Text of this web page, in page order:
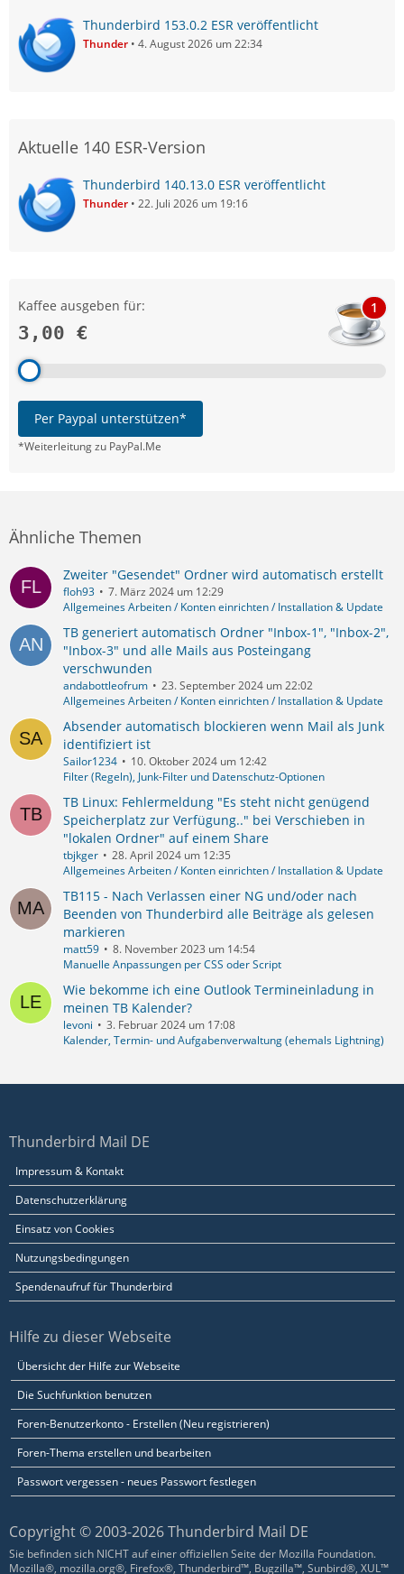
Thunderbird 153.0.2 ESR veröffentlicht
Thunder 4. August 2026 um 22:34
Aktuelle 140 ESR-Version
Thunderbird 140.13.0 ESR veröffentlicht
Thunder 22. Juli 2026 um 19:16
Kaffee ausgeben für:
3,00 €
1
Per Paypal unterstützen*
*Weiterleitung zu PayPal.Me
Ähnliche Themen
Zweiter "Gesendet" Ordner wird automatisch erstellt
floh93
7. März 2024 um 12:29
Allgemeines Arbeiten / Konten einrichten / Installation & Update
TB generiert automatisch Ordner "Inbox-1", "Inbox-2",
"Inbox-3" und alle Mails aus Posteingang
verschwunden
andabottleofrum
23. September 2024 um 22:02
Allgemeines Arbeiten / Konten einrichten / Installation & Update
Absender automatisch blockieren wenn Mail als Junk
identifiziert ist
Sailor1234
10. Oktober 2024 um 12:42
Filter (Regeln), Junk-Filter und Datenschutz-Optionen
TB Linux: Fehlermeldung "Es steht nicht genügend
Speicherplatz zur Verfügung.." bei Verschieben in
"lokalen Ordner" auf einem Share
tbjkger
28. April 2024 um 12:35
Allgemeines Arbeiten / Konten einrichten / Installation & Update
TB115 - Nach Verlassen einer NG und/oder nach
Beenden von Thunderbird alle Beiträge als gelesen
markieren
matt59
8. November 2023 um 14:54
Manuelle Anpassungen per CSS oder Script
Wie bekomme ich eine Outlook Termineinladung in
meinen TB Kalender?
levoni
3. Februar 2024 um 17:08
Kalender, Termin- und Aufgabenverwaltung (ehemals Lightning)
Thunderbird Mail DE
Impressum & Kontakt
Datenschutzerklärung
Einsatz von Cookies
Nutzungsbedingungen
Spendenaufruf für Thunderbird
Hilfe zu dieser Webseite
Übersicht der Hilfe zur Webseite
Die Suchfunktion benutzen
Foren-Benutzerkonto - Erstellen (Neu registrieren)
Foren-Thema erstellen und bearbeiten
Passwort vergessen - neues Passwort festlegen
Copyright © 2003-2026 Thunderbird Mail DE
Sie befinden sich NICHT auf einer offiziellen Seite der Mozilla Foundation.
Mozilla®, mozilla.org®, Firefox®, Thunderbird™, Bugzilla™, Sunbird®, XUL™